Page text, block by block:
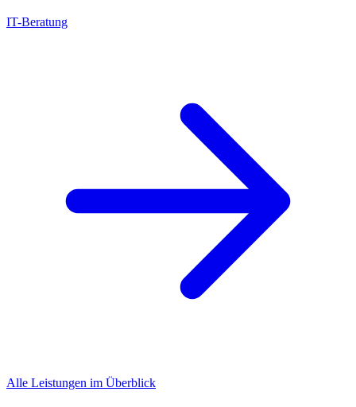
IT-Beratung
Alle Leistungen im Überblick